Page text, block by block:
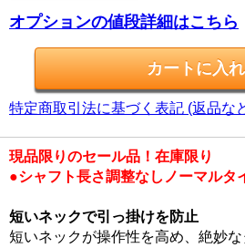
オプションの値段詳細はこちら
特定商取引法に基づく表記 (返品な
現品限りのセール品！在庫限り
●シャフト長さ調整なしノーマル
短いネックで引っ掛けを防止
短いネックが操作性を高め、絶妙